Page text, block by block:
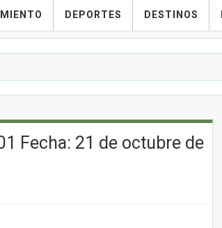
DEPORTES DESTINOS
Fecha: 21 de octubre de